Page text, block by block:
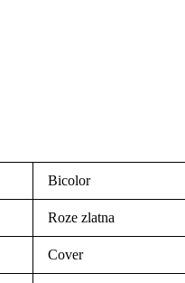
Bicolor
Roze zlatna
Cover